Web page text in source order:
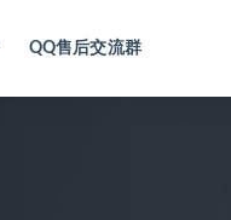
QQ售后交流群